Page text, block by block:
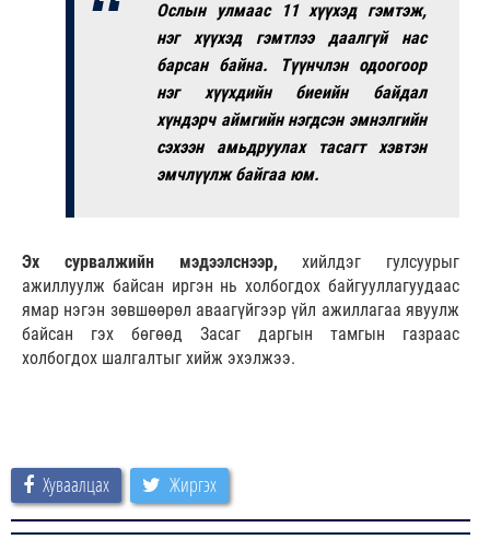
Ослын улмаас 11 хүүхэд гэмтэж,
нэг хүүхэд гэмтлээ даалгүй нас
барсан байна. Түүнчлэн одоогоор
нэг хүүхдийн биеийн байдал
хүндэрч аймгийн нэгдсэн эмнэлгийн
сэхээн амьдруулах тасагт хэвтэн
эмчлүүлж байгаа юм.
Эх сурвалжийн мэдээлснээр, хийлдэг гулсуурыг
ажиллуулж байсан иргэн нь холбогдох байгууллагуудаас
ямар нэгэн зөвшөөрөл аваагүйгээр үйл ажиллагаа явуулж
байсан гэх бөгөөд Засаг даргын тамгын газраас
холбогдох шалгалтыг хийж эхэлжээ.
Хуваалцах Жиргэх